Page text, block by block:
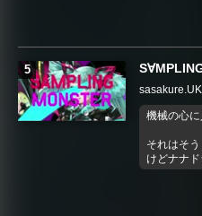
sasakure.UK
機械の心
それはそ
けどナナ